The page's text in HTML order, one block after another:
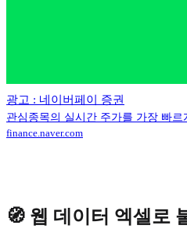
광고 : 네이버페이 증권
관심종목의 실시간 주가를 가장 빠르
finance.naver.com
🧭 웹 데이터 엑셀로